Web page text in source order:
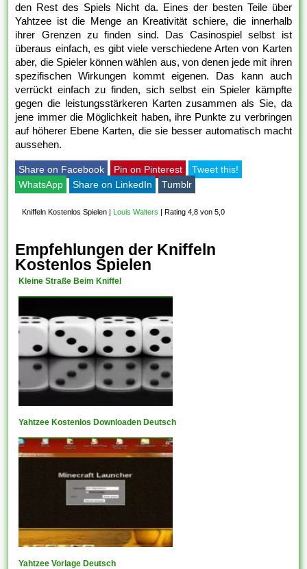
den Rest des Spiels Nicht da. Eines der besten Teile über
Yahtzee ist die Menge an Kreativität schiere, die innerhalb
ihrer Grenzen zu finden sind. Das Casinospiel selbst ist
überaus einfach, es gibt viele verschiedene Arten von Karten
aber, die Spieler können wählen aus, von denen jede mit ihren
spezifischen Wirkungen kommt eigenen. Das kann auch
verrückt einfach zu finden, sich selbst ein Spieler kämpfte
gegen die leistungsstärkeren Karten zusammen als Sie, da
jene immer die Möglichkeit haben, ihre Punkte zu verbringen
auf höherer Ebene Karten, die sie besser automatisch macht
aussehen.
Share on Facebook Pin on Pinterest
Tweet this!
WhatsApp
Share on LinkedIn Tumblr
Kniffeln Kostenlos Spielen | Louis Walters |Rating 4,8 von 5,0
Empfehlungen der Kniffeln
Kostenlos Spielen
Kleine Straße Beim Kniffel
Yahtzee Kostenlos Downloaden Deutsch
Yahtzee Vorlage Deutsch